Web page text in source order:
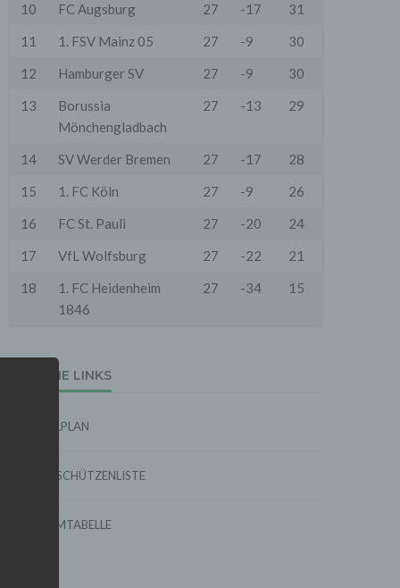
10
FC Augsburg 27 -17
31
11
1. FSV Mainz 05 27 -9
30
12
Hamburger SV 27 -9
30
13
Borussia
Mönchengladbach
27 -13 29
14 SV Werder Bremen 27 -17
28
15
1. FC Köln 27 -9
26
16
FC St. Pauli 27 -20
24
17
VfL Wolfsburg 27 -22
21
18
1. FC Heidenheim
1846
27 -34 15
EXTERNE LINKS
SPIELPLAN
TORSCHÜTZENLISTE
FORMTABELLE